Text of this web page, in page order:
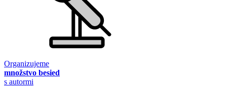
Organizujeme
množstvo besied
s autormi